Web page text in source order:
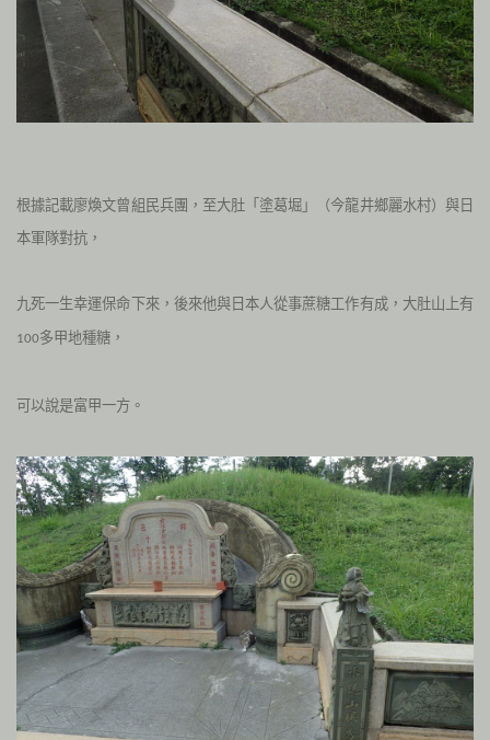
根據記載廖煥文曾組民兵團，至大肚「塗葛堀」（今龍井鄉麗水村）與日
本軍隊對抗，
九死一生幸運保命下來，後來他與日本人從事蔗糖工作有成，大肚山上有
100多甲地種糖，
可以說是富甲一方。